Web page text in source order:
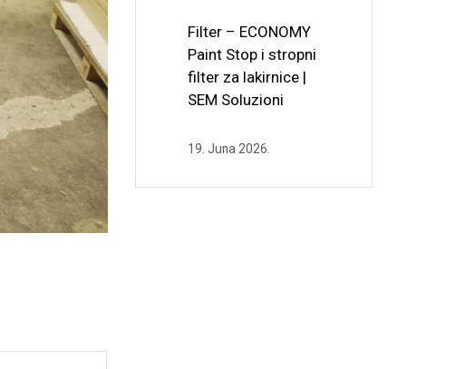
Filter – ECONOMY
Paint Stop i stropni
filter za lakirnice |
SEM Soluzioni
19. Juna 2026.